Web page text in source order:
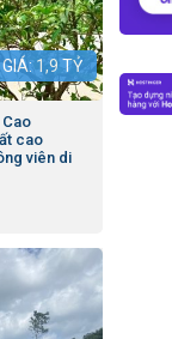
GIÁ: 1,9 TỶ
cao
viên di